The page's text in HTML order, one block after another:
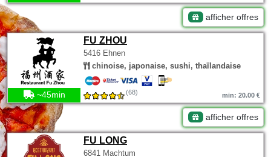
afficher offres
FU ZHOU
5416 Ehnen
chinoise, japonaise, sushi, thaïlandaise
~45min (68) min: 20.00 €
afficher offres
FU LONG
6841 Machtum